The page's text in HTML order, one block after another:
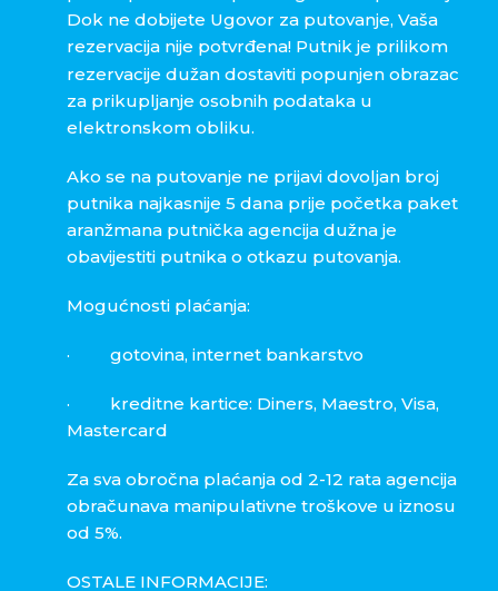
Dok ne dobijete Ugovor za putovanje, Vaša
rezervacija nije potvrđena! Putnik je prilikom
rezervacije dužan dostaviti popunjen obrazac
za prikupljanje osobnih podataka u
elektronskom obliku.
Ako se na putovanje ne prijavi dovoljan broj
putnika najkasnije 5 dana prije početka paket
aranžmana putnička agencija dužna je
obavijestiti putnika o otkazu putovanja.
Mogućnosti plaćanja:
· gotovina, internet bankarstvo
· kreditne kartice: Diners, Maestro, Visa,
Mastercard
Za sva obročna plaćanja od 2-12 rata agencija
obračunava manipulativne troškove u iznosu
od 5%.
OSTALE INFORMACIJE: